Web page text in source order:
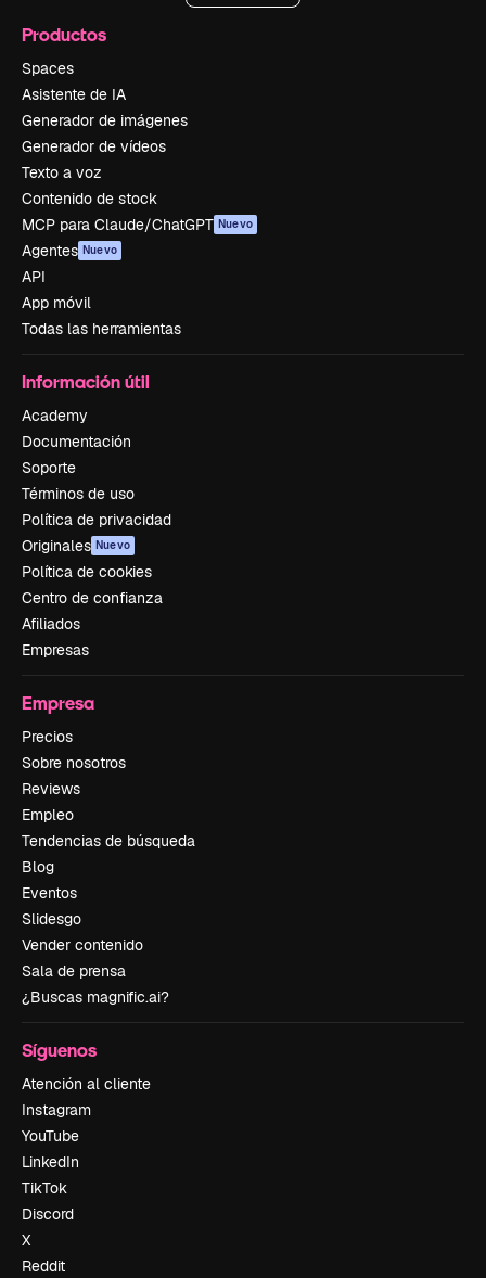
Productos
Spaces
Asistente de IA
Generador de imágenes
Generador de vídeos
Texto a voz
Contenido de stock
MCP para Claude/ChatGPT Nuevo
Agentes Nuevo
API
App móvil
Todas las herramientas
Información útil
Academy
Documentación
Soporte
Términos de uso
Política de privacidad
Originales Nuevo
Política de cookies
Centro de confianza
Afiliados
Empresas
Empresa
Precios
Sobre nosotros
Reviews
Empleo
Tendencias de búsqueda
Blog
Eventos
Slidesgo
Vender contenido
Sala de prensa
¿Buscas magnific.ai?
Síguenos
Atención al cliente
Instagram
YouTube
LinkedIn
TikTok
Discord
X
Reddit